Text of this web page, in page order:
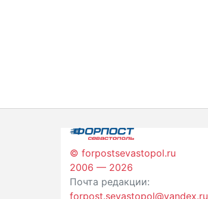
© forpostsevastopol.ru
2006 — 2026
Почта редакции:
forpost.sevastopol@yandex.ru